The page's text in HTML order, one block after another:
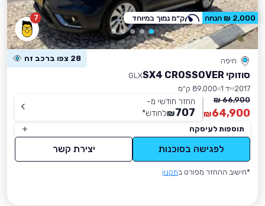
7
חיפה 28 צפו ברכב זה
סוזוקי SX4 CROSSOVER
GLX
2017 יד 1
89,000 ק״מ
66,900 ₪
64,900
₪
החזר חודשי מ-
707
₪לחודש*
תוספות לעיסקה
לפגישה בסוכנות יצירת קשר
*חישוב ההחזר מפורט בתקנון
2,000 ₪ הנחה ק״מ נמוך במיוחד